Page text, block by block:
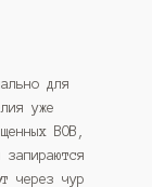
для
уже
ВОВ,
через чур